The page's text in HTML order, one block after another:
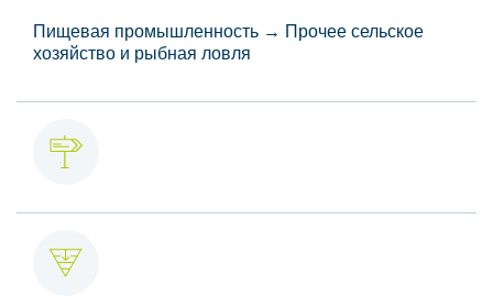
Пищевая промышленность → Прочее сельское
хозяйство и рыбная ловля